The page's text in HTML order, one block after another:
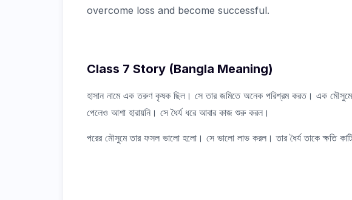
overcome loss and become successful.
Class 7 Story (Bangla Meaning)
হাসান নামে এক তরুণ কৃষক ছিল। সে তার জমিতে অনেক পরিশ্রম করত। এক মৌসুমে
পেলেও আশা হারায়নি। সে ধৈর্য ধরে আবার কাজ শুরু করল।
পরের মৌসুমে তার ফসল ভালো হলো। সে ভালো লাভ করল। তার ধৈর্য তাকে ক্ষতি